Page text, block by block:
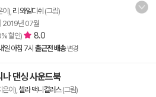
이), 리 와일디쉬 (그림)
2019년 07월
할인) 8.0
일 아침 7시 출근전 배송 변경
나 댄싱 사운드북
이), 셀라 맥니컬러스(그림)